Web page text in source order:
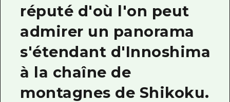
Brochure touristique
réputé d'où l'on peut
admirer un panorama
s'étendant d'Innoshima
à la chaîne de
montagnes de Shikoku.